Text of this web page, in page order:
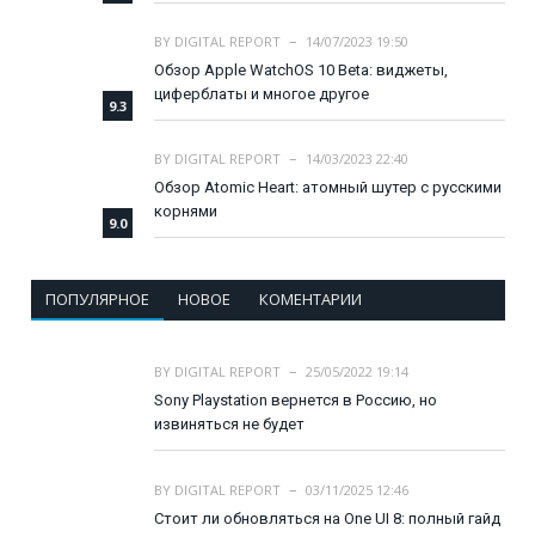
9.3
BY DIGITAL REPORT
14/07/2023 19:50
Обзор Apple WatchOS 10 Beta: виджеты,
циферблаты и многое другое
9.0
BY DIGITAL REPORT
14/03/2023 22:40
Обзор Atomic Heart: атомный шутер с русскими
корнями
ПОПУЛЯРНОЕ НОВОЕ КОМЕНТАРИИ
BY DIGITAL REPORT
25/05/2022 19:14
Sony Playstation вернется в Россию, но
извиняться не будет
BY DIGITAL REPORT
03/11/2025 12:46
Стоит ли обновляться на One UI 8: полный гайд